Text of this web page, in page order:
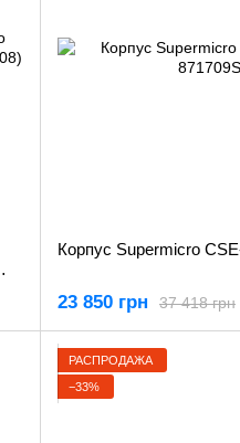
Корпус Supermicro
37 418 грн
23 850 грн
РАСПРОДАЖА
−33%